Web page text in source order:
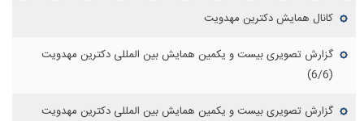
کانال همایش دکترین مهدویت
گزارش تصویری بیست و یکمین همایش بین المللی دکترین مهدویت
(6/6)
گزارش تصویری بیست و یکمین همایش بین المللی دکترین مهدویت